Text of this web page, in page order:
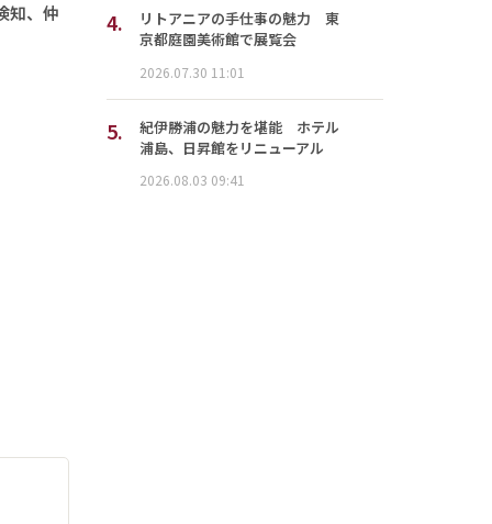
知、仲 4.
リトアニアの手仕事の魅力 東
京都庭園美術館で展覧会
2026.07.30 11:01
5.
紀伊勝浦の魅力を堪能 ホテル
浦島、日昇館をリニューアル
2026.08.03 09:41